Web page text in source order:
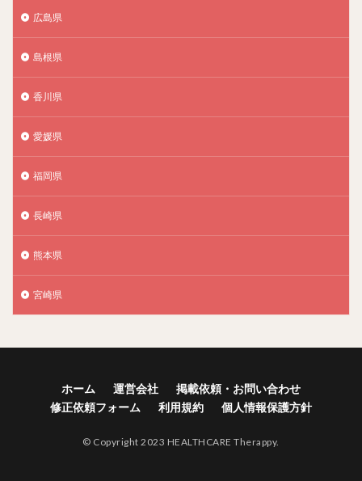
広島県
島根県
香川県
愛媛県
福岡県
長崎県
熊本県
宮崎県
ホーム 運営会社
掲載依頼・お問い合わせ
修正依頼フォーム
利用規約 個人情報保護方針
© Copyright 2023 HEALTHCARE Therappy.